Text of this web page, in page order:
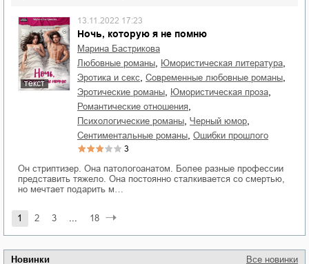
Новинки Все новинки
текст
Ночь, которую я не помню
13.11.2022 17:23
Марина Бастрикова
любовные романы
юмористическая литература
эротика и секс современные любовные романы
эротические романы юмористическая проза
романтические отношения
психологические романы черный юмор
сентиментальные романы ошибки прошлого
3
Он стриптизер. Она патологоанатом. Более разные профессии
представить тяжело. Она постоянно сталкивается со смертью,
но мечтает подарить м…
1 2 3 ... 18